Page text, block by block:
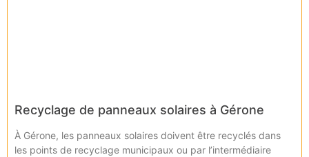
Recyclage de panneaux solaires à Gérone
À Gérone, les panneaux solaires doivent être recyclés dans
les points de recyclage municipaux ou par l’intermédiaire